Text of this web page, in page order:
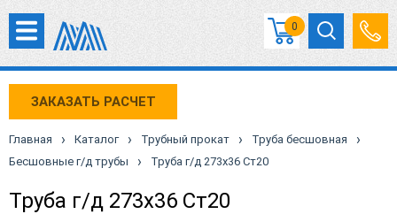
0
ЗАКАЗАТЬ РАСЧЕТ
Главная › Каталог › Трубный прокат › Труба бесшовная ›
Бесшовные г/д трубы › Труба г/д 273х36 Ст20
Труба г/д 273х36 Ст20